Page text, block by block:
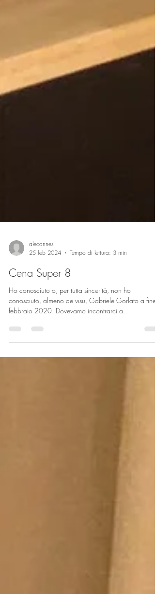
alecannes
25 feb 2024
Cena Super 8
conosciuto, almeno de visu, Gabriele Gorlato a fine
febbraio 2020. Dovevamo incontrarci a...